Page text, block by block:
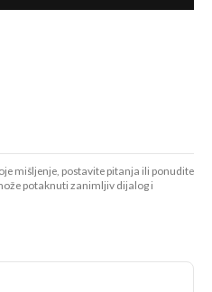
mišljenje, postavite pitanja ili ponudite
potaknuti zanimljiv dijalog i